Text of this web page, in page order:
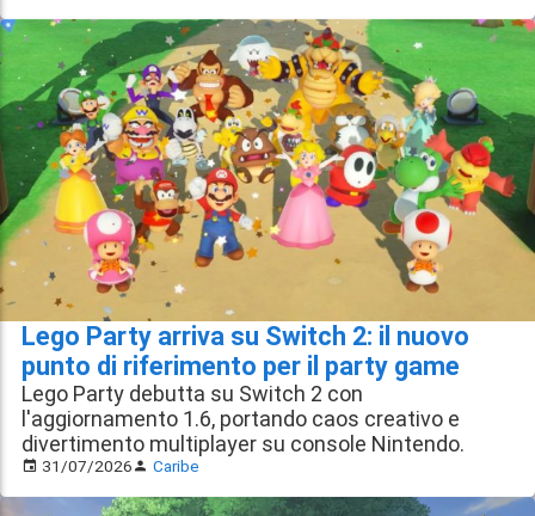
Lego Party arriva su Switch 2: il nuovo
punto di riferimento per il party game
Lego Party debutta su Switch 2 con
l'aggiornamento 1.6, portando caos creativo e
divertimento multiplayer su console Nintendo.
31/07/2026 Caribe